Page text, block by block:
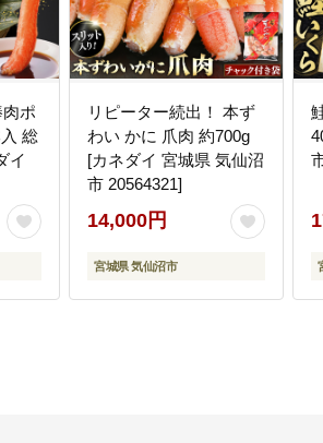
ポ
総
イ
リピーター続出！ 本ず
わい かに 爪肉 約700g
[カネダイ 宮城県 気仙沼
市 20564321]
14,000円
宮城県 気仙沼市